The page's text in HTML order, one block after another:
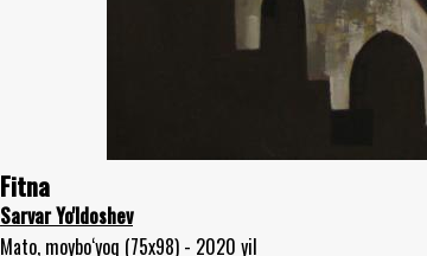
Fitna
Sarvar Yo'ldoshev
Mato, moybo‘yoq (75x98) - 2020 yil